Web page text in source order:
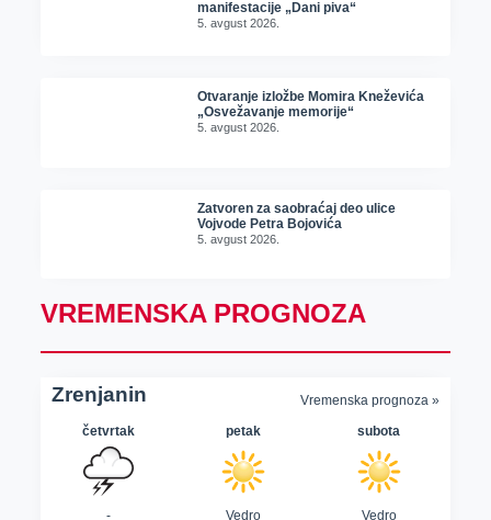
manifestacije „Dani piva“
5. avgust 2026.
Otvaranje izložbe Momira Kneževića
„Osvežavanje memorije“
5. avgust 2026.
Zatvoren za saobraćaj deo ulice
Vojvode Petra Bojovića
5. avgust 2026.
VREMENSKA PROGNOZA